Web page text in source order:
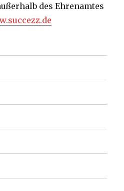
des Ehrenamtes